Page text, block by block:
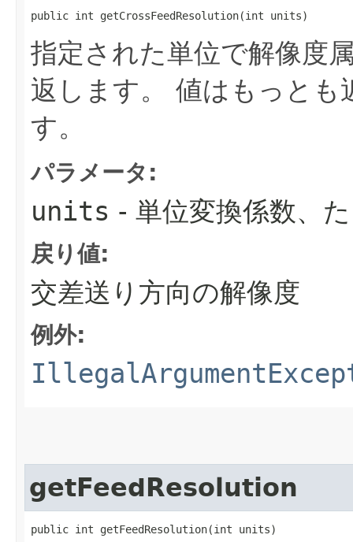
public int getCrossFeedResolution​(int units)
指定された単位で解像度
返します。
値はもっとも
す。
パラメータ:
units - 単位変換係数、
戻り値:
交差送り方向の解像度
例外:
getFeedResolution
public int getFeedResolution​(int units)